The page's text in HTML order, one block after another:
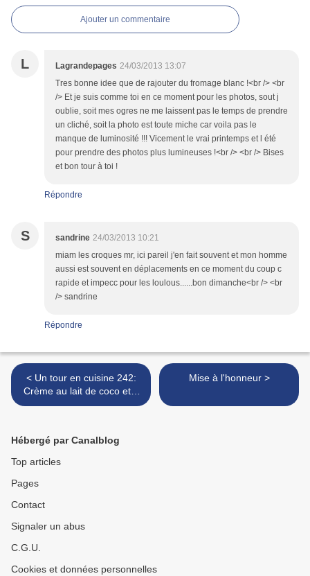
Ajouter un commentaire
L Lagrandepages 24/03/2013 13:07
Tres bonne idee que de rajouter du fromage blanc !<br /> <br
/> Et je suis comme toi en ce moment pour les photos, sout j
oublie, soit mes ogres ne me laissent pas le temps de prendre
un cliché, soit la photo est toute miche car voila pas le
manque de luminosité !!! Vicement le vrai printemps et l été
pour prendre des photos plus lumineuses !<br /> <br /> Bises
et bon tour à toi !
Répondre
S sandrine 24/03/2013 10:21
miam les croques mr, ici pareil j'en fait souvent et mon homme
aussi est souvent en déplacements en ce moment du coup c
rapide et impecc pour les loulous......bon dimanche<br /> <br
/> sandrine
Répondre
< Un tour en cuisine 242:
Crème au lait de coco et à
la mangue
Mise à l'honneur >
Hébergé par Canalblog
Top articles
Pages
Contact
Signaler un abus
C.G.U.
Cookies et données personnelles